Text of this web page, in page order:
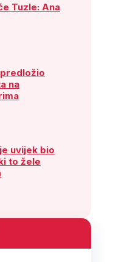
Tuzle: Ana
predložio
na
uvijek bio
to žele